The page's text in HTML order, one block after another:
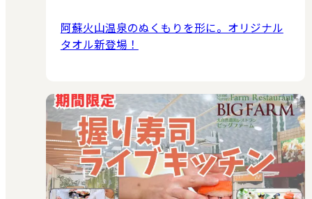
阿蘇火山温泉のぬくもりを形に。オリジナル
タオル新登場！